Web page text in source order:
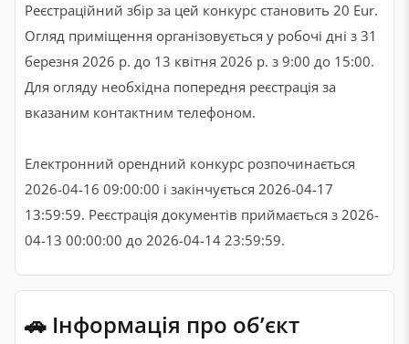
Реєстраційний збір за цей конкурс становить 20 Eur.
Огляд приміщення організовується у робочі дні з 31
березня 2026 р. до 13 квітня 2026 р. з 9:00 до 15:00.
Для огляду необхідна попередня реєстрація за
вказаним контактним телефоном.
Електронний орендний конкурс розпочинається
2026-04-16 09:00:00 і закінчується 2026-04-17
13:59:59. Реєстрація документів приймається з 2026-
04-13 00:00:00 до 2026-04-14 23:59:59.
🚗 Інформація про обʼєкт